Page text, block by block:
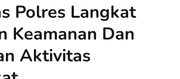
Polres Langkat
Keamanan Dan
Aktivitas